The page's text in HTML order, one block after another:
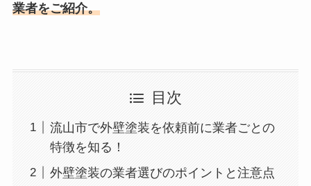
業者をご紹介。
目次
流山市で外壁塗装を依頼前に業者ごとの
特徴を知る！
外壁塗装の業者選びのポイントと注意点